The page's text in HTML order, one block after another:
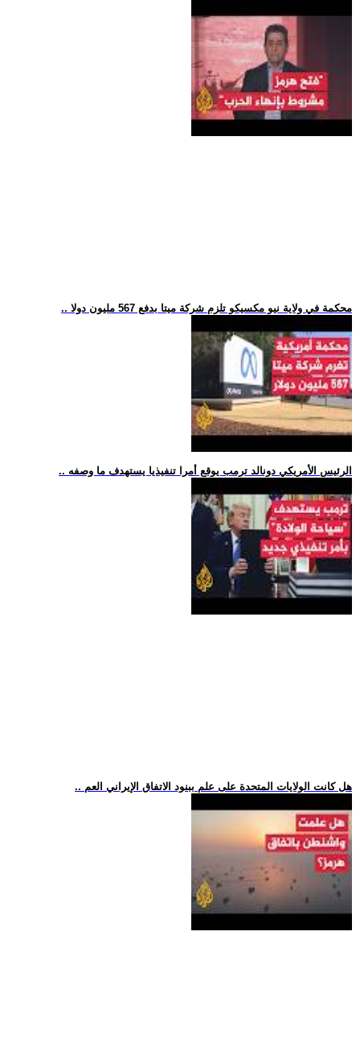
.. محكمة في ولاية نيو مكسيكو تلزم شركة ميتا بدفع 567 مليون دولا
.. الرئيس الأمريكي دونالد ترمب يوقع أمرا تنفيذيا يستهدف ما وصفه
.. هل كانت الولايات المتحدة على علم ببنود الاتفاق الإيراني العم